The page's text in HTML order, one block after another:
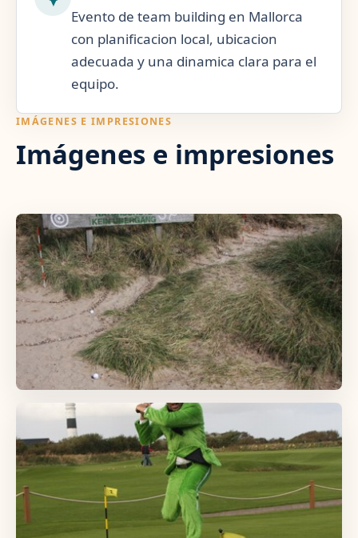
Evento de team building en Mallorca
con planificacion local, ubicacion
adecuada y una dinamica clara para el
equipo.
IMÁGENES E IMPRESIONES
Imágenes e impresiones